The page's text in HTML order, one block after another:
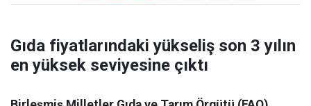
Gıda fiyatlarındaki yükseliş son 3 yılın
en yüksek seviyesine çıktı